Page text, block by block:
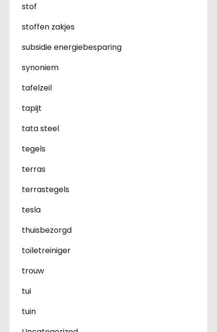
stof
stoffen zakjes
subsidie energiebesparing
synoniem
tafelzeil
tapijt
tata steel
tegels
terras
terrastegels
tesla
thuisbezorgd
toiletreiniger
trouw
tui
tuin